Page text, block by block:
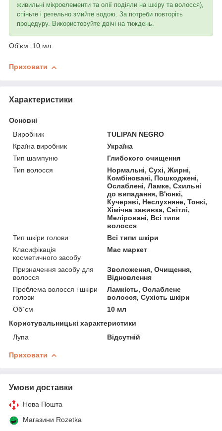
живильні мікроелементи та олії подіяли на шкіру та волосся),
спіньте і ретельно змийте водою. За потреби повторіть
процедуру. Використовуйте двічі на тиждень.
Об'єм: 10 мл.
Приховати
Характеристики
Основні
Виробник
TULIPAN NEGRO
Країна виробник
Україна
Тип шампуню
Глибокого очищення
Тип волосся
Нормальні, Сухі, Жирні,
Комбіновані, Пошкоджені,
Ослаблені, Ламке, Схильні
до випадання, В'юнкі,
Кучеряві, Неслухняне, Тонкі,
Хімічна завивка, Світлі,
Меліровані, Всі типи
волосся
Тип шкіри голови
Всі типи шкіри
Класифікація
косметичного засобу
Мас маркет
Призначення засобу для
волосся
Зволоження, Очищення,
Відновлення
Проблема волосся і шкіри
голови
Ламкість, Ослаблене
волосся, Сухість шкіри
Об`єм
10 мл
Користувальницькі характеристики
Лупа
Відсутній
Приховати
Умови доставки
Нова Пошта
Магазини Rozetka